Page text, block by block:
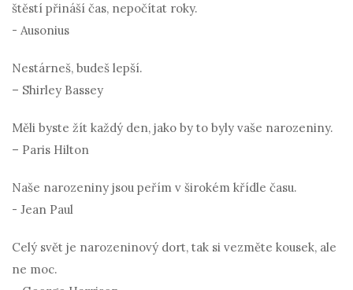
štěstí přináší čas, nepočítat roky.
- Ausonius
Nestárneš, budeš lepší.
– Shirley Bassey
Měli byste žít každý den, jako by to byly vaše narozeniny.
– Paris Hilton
Naše narozeniny jsou peřím v širokém křídle času.
- Jean Paul
Celý svět je narozeninový dort, tak si vezměte kousek, ale
ne moc.